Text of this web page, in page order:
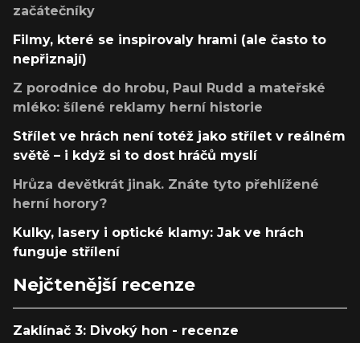
začátečníky
Filmy, které se inspirovaly hrami (ale často to
nepřiznají)
Z porodnice do hrobu, Paul Rudd a mateřské
mléko: šílené reklamy herní historie
Střílet ve hrách není totéž jako střílet v reálném
světě – i když si to dost hráčů myslí
Hrůza devětkrát jinak. Znáte tyto přehlížené
herní horory?
Kulky, lasery i optické klamy: Jak ve hrách
funguje střílení
Nejčtenější recenze
Zaklínač 3: Divoký hon - recenze